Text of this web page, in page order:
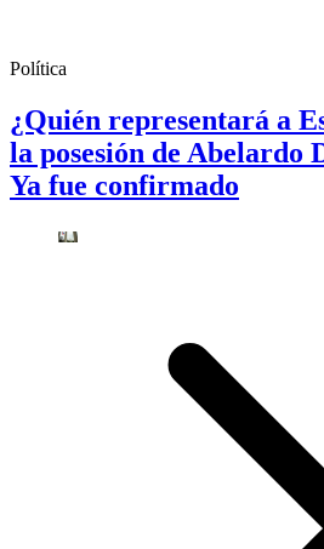
Política
¿Quién representará a
la posesión de Abelardo
Ya fue confirmado